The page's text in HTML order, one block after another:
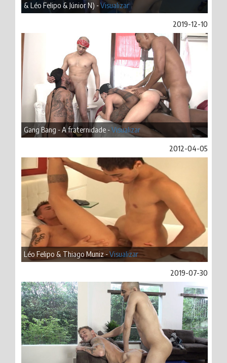
& Léo Felipo & Júnior N) -Visualizar
2019-12-10
Gang Bang - A fraternidade -Visualizar
2012-04-05
Léo Felipo & Thiago Muniz -Visualizar
2019-07-30